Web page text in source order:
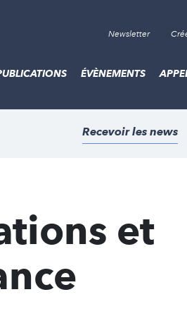
Newsletter
ÉVÈNEMENTS
Recevoir les news
et